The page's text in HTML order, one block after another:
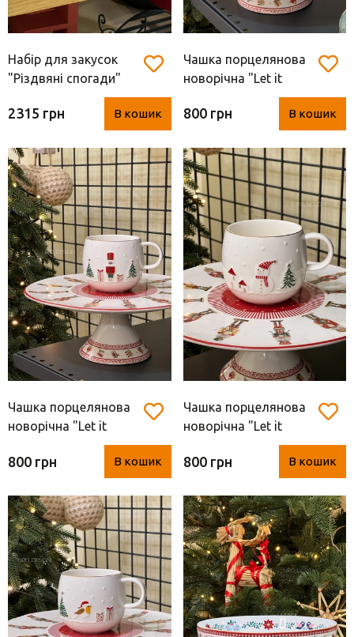
Набір для закусок
"Різдвяні спогади"
(порцеляна, Італія)
2315 грн В кошик
Чашка порцелянова
новорічна "Let it
snow" з Сантою (Easy
Life, 400 мл)
800 грн В кошик
Чашка порцелянова
новорічна "Let it
snow" з лускунчиком
(Easy Life, 400 мл)
800 грн В кошик
Чашка порцелянова
новорічна "Let it
snow" зі сніговиком
(Easy Life, 400 мл)
800 грн В кошик